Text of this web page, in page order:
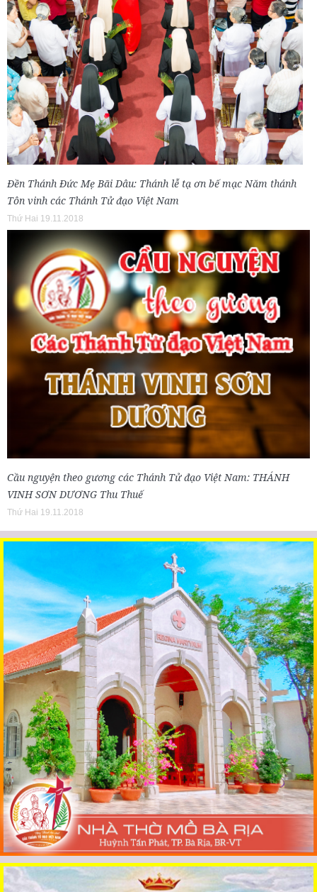
Đền Thánh Đức Mẹ Bãi Dâu: Thánh lễ tạ ơn bế mạc Năm thánh
Tôn vinh các Thánh Tử đạo Việt Nam
Thứ Hai 19.11.2018
Cầu nguyện theo gương các Thánh Tử đạo Việt Nam: THÁNH
VINH SƠN DƯƠNG Thu Thuế
Thứ Hai 19.11.2018